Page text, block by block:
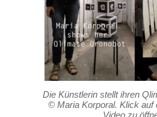
Die Künstlerin stellt ihren
© Maria Korporal. Klick auf
Video zu